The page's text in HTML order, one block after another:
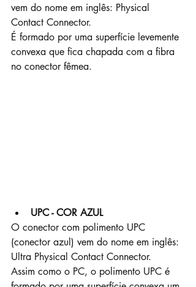
vem do nome em inglês: Physical
Contact Connector.
É formado por uma superfície levemente
convexa que fica chapada com a fibra
no conector fêmea.
UPC - COR AZUL
O conector com polimento UPC
(conector azul) vem do nome em inglês:
Ultra Physical Contact Connector.
Assim como o PC, o polimento UPC é